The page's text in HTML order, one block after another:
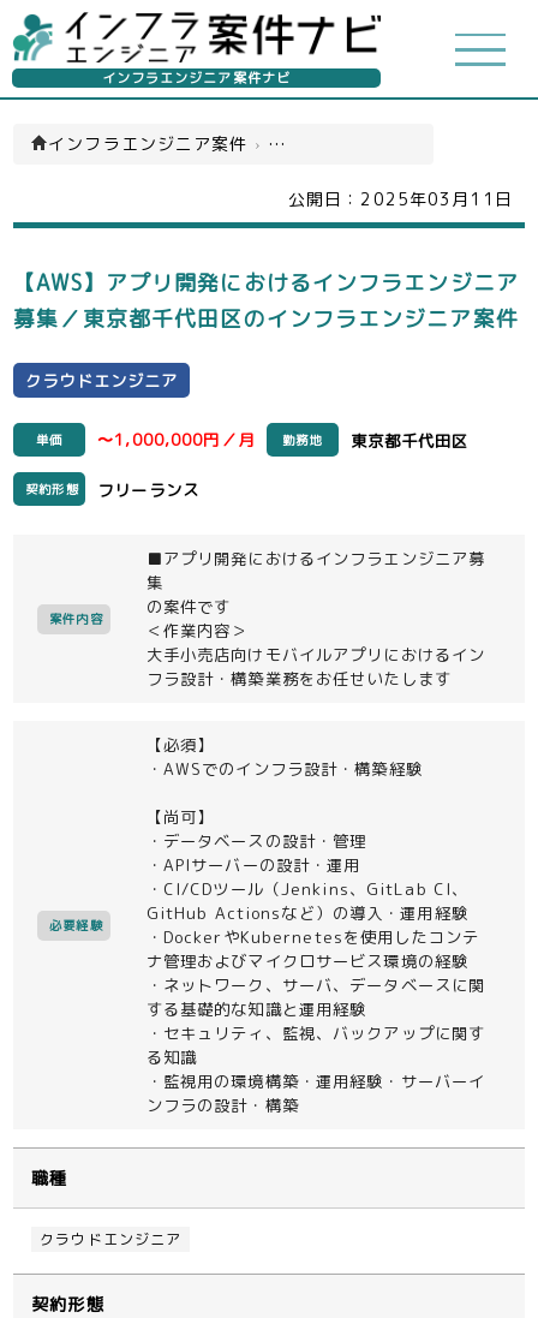
インフラエンジニア案件ナビ
インフラエンジニア案件 › クラウドエンジニア(一覧)
公開日： 2025年03月11日
【AWS】アプリ開発におけるインフラエンジニア
募集／東京都千代田区のインフラエンジニア案件
クラウドエンジニア
単価 〜1,000,000円／月 勤務地 東京都千代田区
契約形態 フリーランス
案件内容
■アプリ開発におけるインフラエンジニア募
集
の案件です
＜作業内容＞
大手小売店向けモバイルアプリにおけるイン
フラ設計・構築業務をお任せいたします
必要経験
【必須】
・AWSでのインフラ設計・構築経験
【尚可】
・データベースの設計・管理
・APIサーバーの設計・運用
・CI/CDツール（Jenkins、GitLab CI、
GitHub Actionsなど）の導入・運用経験
・DockerやKubernetesを使用したコンテ
ナ管理およびマイクロサービス環境の経験
・ネットワーク、サーバ、データベースに関
する基礎的な知識と運用経験
・セキュリティ、監視、バックアップに関す
る知識
・監視用の環境構築・運用経験・サーバーイ
ンフラの設計・構築
職種
クラウドエンジニア
契約形態